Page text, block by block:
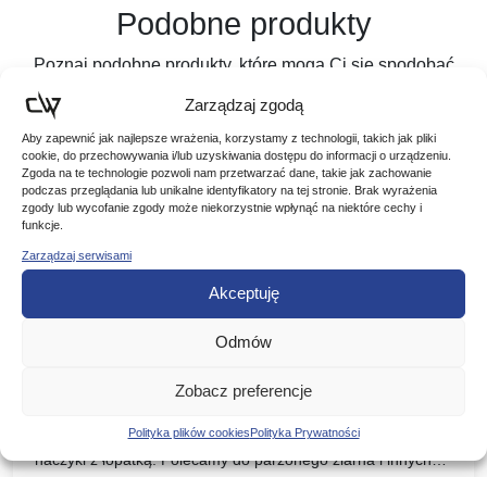
Zarządzaj zgodą
Aby zapewnić jak najlepsze wrażenia, korzystamy z technologii, takich jak pliki
cookie, do przechowywania i/lub uzyskiwania dostępu do informacji o urządzeniu.
Zgoda na te technologie pozwoli nam przetwarzać dane, takie jak zachowanie
podczas przeglądania lub unikalne identyfikatory na tej stronie. Brak wyrażenia
zgody lub wycofanie zgody może niekorzystnie wpłynąć na niektóre cechy i
funkcje.
Zarządzaj serwisami
Akceptuję
Odmów
Zobacz preferencje
Polityka plików cookiesPolityka Prywatności
Podobne produkty
Poznaj podobne produkty, które mogą Ci się spodobać
Owner Haczyki UMI-TANAGO Złote HO-
Owner Haczyki UMI-TANAGO Złote HO-50061 Mocne, kute
haczyki z łopatką. Polecamy do parzonego ziarna i innych